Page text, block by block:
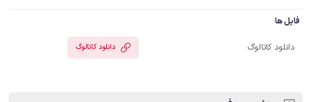
فایل ها
دانلود کاتالوگ دانلود کاتالوگ